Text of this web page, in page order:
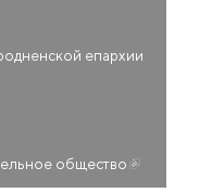
епархии
общество ссылка)